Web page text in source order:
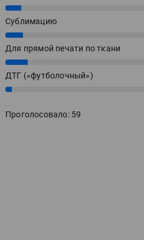
7%
Сублимацию
8%
Для прямой печати по ткани
10%
ДТГ («футболочный»)
3%
Проголосовало: 59